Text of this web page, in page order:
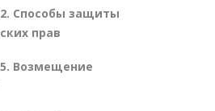
Способы защиты
прав
Возмещение